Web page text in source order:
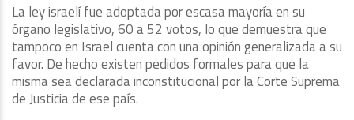
La ley israelí fue adoptada por escasa mayoría en su
órgano legislativo, 60 a 52 votos, lo que demuestra que
tampoco en Israel cuenta con una opinión generalizada a su
favor. De hecho existen pedidos formales para que la
misma sea declarada inconstitucional por la Corte Suprema
de Justicia de ese país.